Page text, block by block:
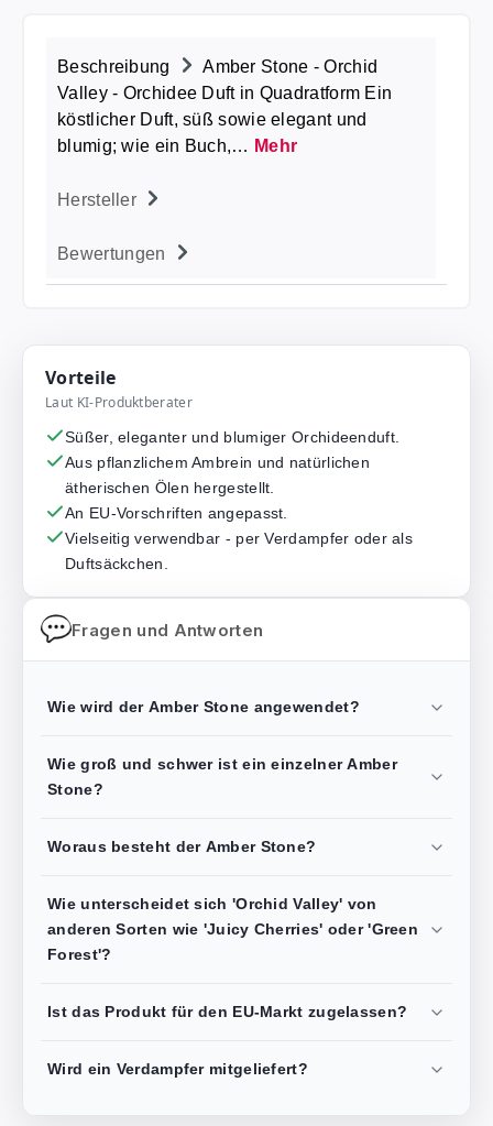
Beschreibung
Amber Stone - Orchid
Valley - Orchidee Duft in Quadratform Ein
köstlicher Duft, süß sowie elegant und
blumig; wie ein Buch,… Mehr
Hersteller
Bewertungen
Vorteile
Laut KI-Produktberater
Süßer, eleganter und blumiger Orchideenduft.
Aus pflanzlichem Ambrein und natürlichen
ätherischen Ölen hergestellt.
An EU-Vorschriften angepasst.
Vielseitig verwendbar - per Verdampfer oder als
Duftsäckchen.
Fragen und Antworten
Wie wird der Amber Stone angewendet?
Wie groß und schwer ist ein einzelner Amber
Stone?
Woraus besteht der Amber Stone?
Wie unterscheidet sich 'Orchid Valley' von
anderen Sorten wie 'Juicy Cherries' oder 'Green
Forest'?
Ist das Produkt für den EU-Markt zugelassen?
Wird ein Verdampfer mitgeliefert?